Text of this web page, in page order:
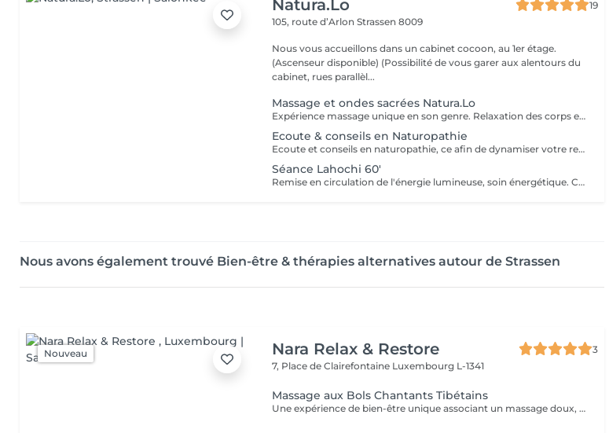
Natura.Lo
19
105, route d’ArlonStrassen 8009
Nous vous accueillons dans un cabinet cocoon, au 1er étage.
(Ascenseur disponible) (Possibilité de vous garer aux alentours du
cabinet, rues parallèl...
Massage et ondes sacrées Natura.Lo
Expérience massage unique en son genre. Relaxation des corps et soin sonore au tambour, bols tibétains et vocale accompagné de notre partenaire bien-être : Anne
Ecoute & conseils en Naturopathie
Ecoute et conseils en naturopathie, ce afin de dynamiser votre retour à la vitalité mentale et corporelle. (Anamnèse de votre mode de vie et de votre quotidien, et mise en place de votre plan "bien-être") Les conseils ou soins en naturopathie ne remplacent en aucun cas un traitement chez votre médecin. Chèque cadeau disponible (Montant de votre choix, celui-ci est à indiquer lors de votre demande) (Temps de séance facultatif)
Séance Lahochi 60'
Remise en circulation de l'énergie lumineuse, soin énergétique. Chèque cadeau disponible (Montant de votre choix, celui-ci est à indiquer lors de votre demande)
Nous avons également trouvé Bien-être & thérapies alternatives autour de Strassen
Nouveau Nara Relax & Restore
3
7, Place de Clairefontaine Luxembourg L-1341
Massage aux Bols Chantants Tibétains
Une expérience de bien-être unique associant un massage doux, des huiles aromatiques et les sons apaisants des bols chantants tibétains. Les vibrations harmonieuses et les tonalités relaxantes créent une atmosphère immersive propice à la détente et à la déconnexion du quotidien.